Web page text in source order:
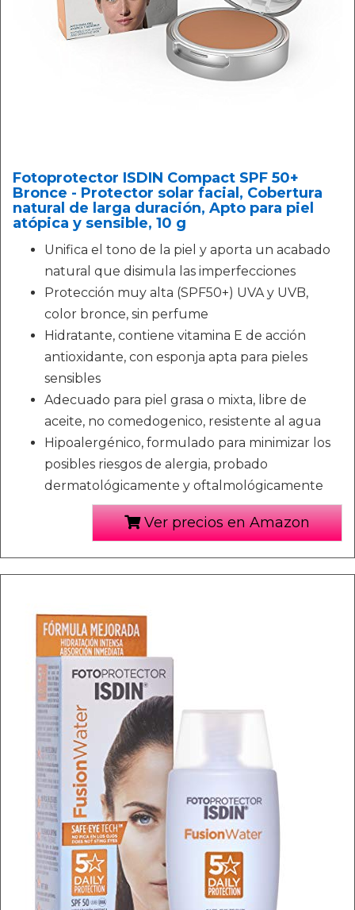
Fotoprotector ISDIN Compact SPF 50+
Bronce - Protector solar facial, Cobertura
natural de larga duración, Apto para piel
atópica y sensible, 10 g
Unifica el tono de la piel y aporta un acabado
natural que disimula las imperfecciones
Protección muy alta (SPF50+) UVA y UVB,
color bronce, sin perfume
Hidratante, contiene vitamina E de acción
antioxidante, con esponja apta para pieles
sensibles
Adecuado para piel grasa o mixta, libre de
aceite, no comedogenico, resistente al agua
Hipoalergénico, formulado para minimizar los
posibles riesgos de alergia, probado
dermatológicamente y oftalmológicamente
Ver precios en Amazon